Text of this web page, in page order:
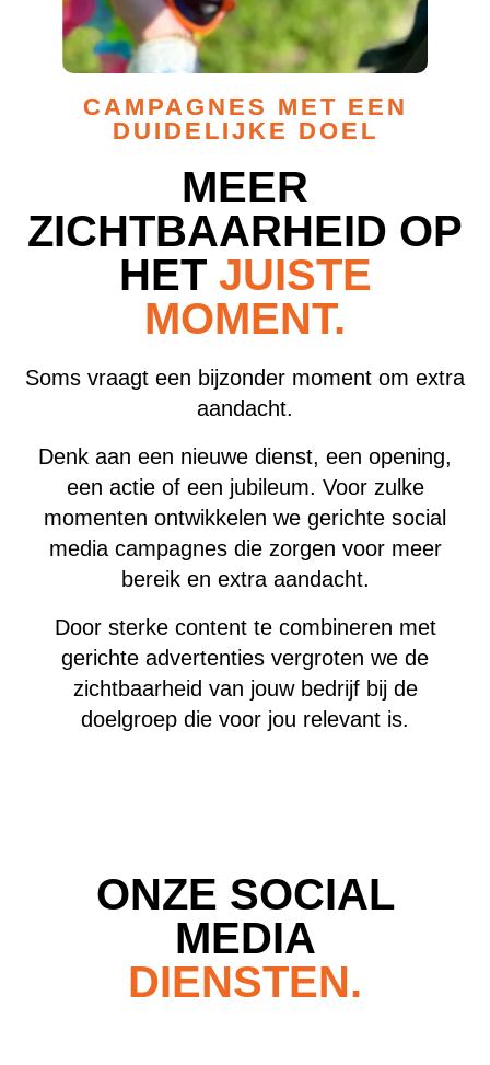
CAMPAGNES MET EEN
DUIDELIJKE DOEL
MEER
ZICHTBAARHEID OP
HET JUISTE
MOMENT.
Soms vraagt een bijzonder moment om extra
aandacht.
Denk aan een nieuwe dienst, een opening,
een actie of een jubileum. Voor zulke
momenten ontwikkelen we gerichte social
media campagnes die zorgen voor meer
bereik en extra aandacht.
Door sterke content te combineren met
gerichte advertenties vergroten we de
zichtbaarheid van jouw bedrijf bij de
doelgroep die voor jou relevant is.
ONZE SOCIAL
MEDIA
DIENSTEN.